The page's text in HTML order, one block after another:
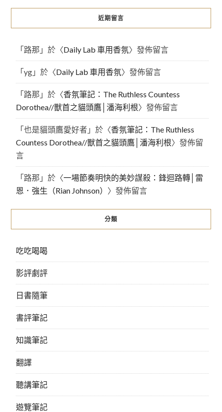
近期留言
「路那 」於〈Daily Lab 車用香氛〉發佈留言
「yg」於〈Daily Lab 車用香氛〉發佈留言
「路那 」於〈香氛筆記：The Ruthless Countess
Dorothea//獸首之貓頭鷹│潘海利根〉發佈留言
「也是貓頭鷹愛好者」於〈香氛筆記：The Ruthless
Countess Dorothea//獸首之貓頭鷹│潘海利根〉發佈留
言
「路那 」於〈一場節奏明快的美妙謀殺：鋒迴路轉│雷
恩．強生（Rian Johnson） 〉發佈留言
分類
吃吃喝喝
影評劇評
日書隨筆
書評筆記
知識筆記
翻譯
聽講筆記
遊覽筆記